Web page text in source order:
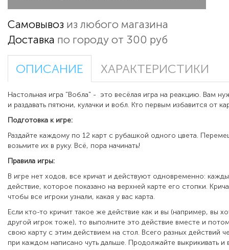
Самовывоз из любого магазина
Доставка по городу от 300 руб
ОПИСАНИЕ ХАРАКТЕРИСТИКИ
Настольная игра "Вобла" - это весёлая игра на реакцию. Вам
и раздавать пятюни, кулачки и вобл. Кто первым избавится от
Подготовка к игре:
Раздайте каждому по 12 карт с рубашкой одного цвета.
возьмите их в руку. Всё, пора начинать!
Правила игры:
В игре нет ходов, все кричат и действуют одновременно:
действие, которое показано на верхней карте его стопки.
чтобы все игроки узнали, какая у вас карта.
Если кто-то кричит такое же действие как и вы (например, вы
другой игрок тоже), то выполните это действие вместе и
свою карту с этим действием на стол. Всего разных действий
при каждом написано чуть дальше. Продолжайте выкрикивать и